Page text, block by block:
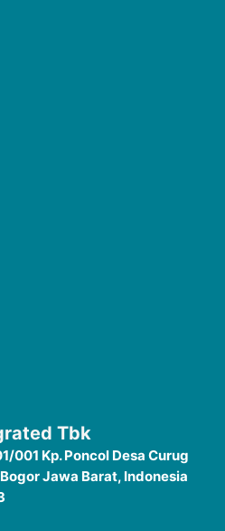
Tbk
001 Kp. Poncol Desa Curug
Jawa Barat, Indonesia